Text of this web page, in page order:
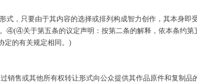
，只要由于其内容的选择或排列构成智力创作，其本身即
④(④关于第五条的议定声明：按第二条的解释，依本条约第
定的有关规定相同。)
售或其他所有权转让形式向公众提供其作品原件和复制品